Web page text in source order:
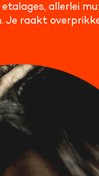
allerlei
Je raakt